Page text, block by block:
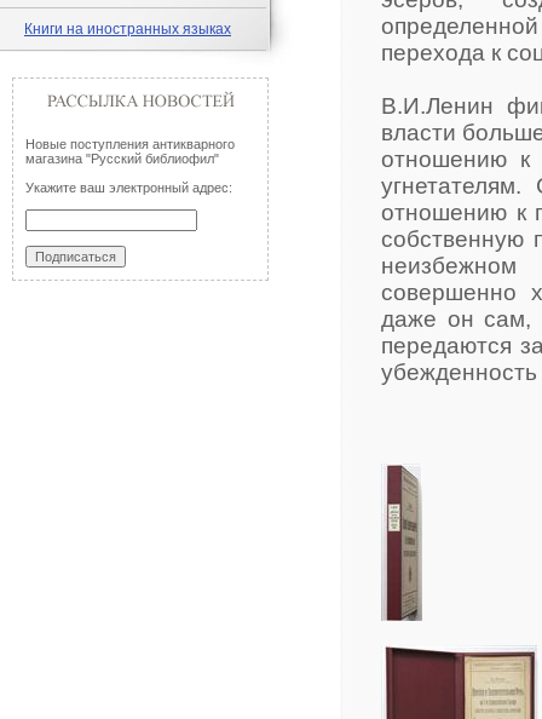
Книги на иностранных языках
Новые поступления антикварного
магазина "Русский библиофил"
Укажите ваш электронный адрес:
перехода к
В.И.Ленин
власти
отношению к
отношению к
собственную
совершенно
даже он сам,
передаются